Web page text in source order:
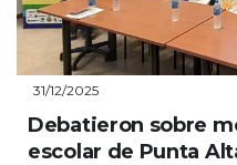
31/12/2025
Debatieron sobre
escolar de Punta